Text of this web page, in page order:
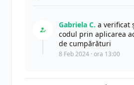
Gabriela C. a verificat
codul prin aplicarea
de cumpărături
8 Feb 2024 · ora 13:00